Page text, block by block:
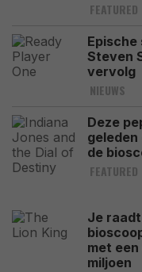
FEATURED
Steven
vervolg
NIEUWS
Deze
de
FEATURED
Je
met
miljoen